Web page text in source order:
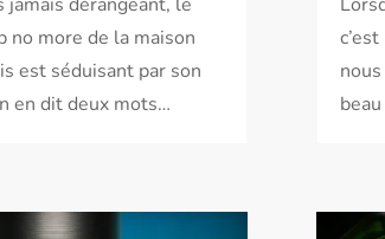
no more de la maison
est séduisant par son
en dit deux mots…